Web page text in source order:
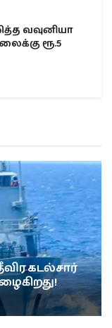
வவுனியா
ரூ.5
கடல்சார்